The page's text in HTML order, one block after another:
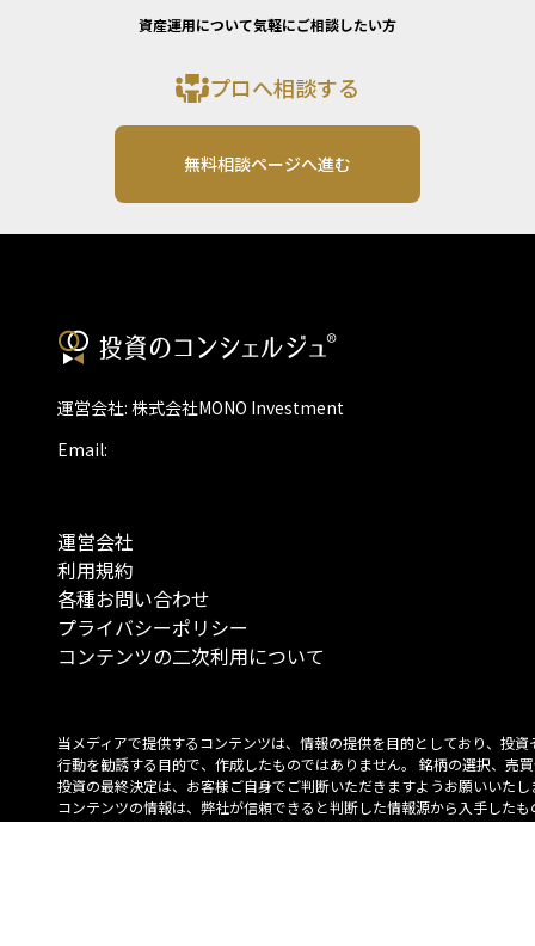
資産運用について気軽にご相談したい方
プロへ相談する
無料相談ページへ進む
運営会社: 株式会社MONO Investment
Email:
運営会社
利用規約
各種お問い合わせ
プライバシーポリシー
コンテンツの二次利用について
当メディアで提供するコンテンツは、情報の提供を目的としており、投資
行動を勧誘する目的で、作成したものではありません。 銘柄の選択、売
投資の最終決定は、お客様ご自身でご判断いただきますようお願いいたし
コンテンツの情報は、弊社が信頼できると判断した情報源から入手したも
が、その情報源の確実性を保証したものではありません。 また、本コン